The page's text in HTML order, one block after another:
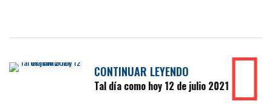
CONTINUAR LEYENDO
Tal día como hoy 12 de julio 2021